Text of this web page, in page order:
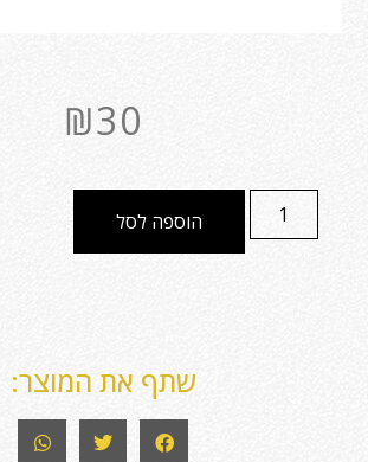
₪30
הוספה לסל
שתף את המוצר: